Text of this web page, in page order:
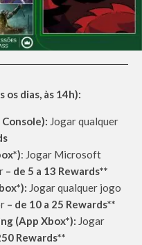
os dias, às 14h):
Console): Jogar qualquer
: Jogar Microsoft
– de 5 a 13 Rewards**
Jogar qualquer jogo
– de 10 a 25 Rewards**
(App Xbox*): Jogar
Rewards**